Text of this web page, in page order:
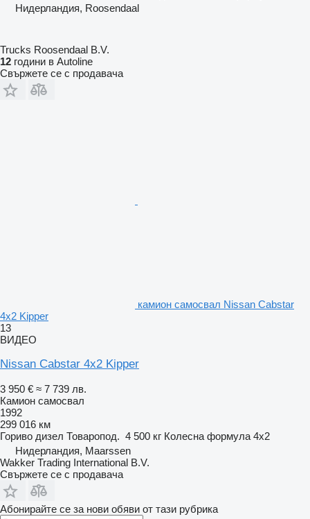
Нидерландия, Roosendaal
Trucks Roosendaal B.V.
12 години в Autoline
Свържете се с продавача
камион самосвал Nissan Cabstar
4x2 Kipper
13
ВИДЕО
Nissan Cabstar 4x2 Kipper
3 950 € ≈ 7 739 лв.
Камион самосвал
1992
299 016 км
Гориво дизел Товаропод. 4 500 кг Колесна формула 4x2
Нидерландия, Maarssen
Wakker Trading International B.V.
Свържете се с продавача
Абонирайте се за нови обяви от тази рубрика